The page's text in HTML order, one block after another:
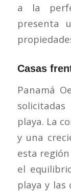
a la
presenta
Casas
Panamá
playa. La
y una
esta
el
playa y las